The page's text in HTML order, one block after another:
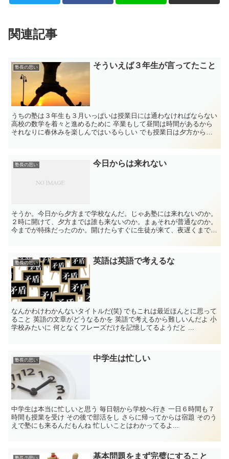
関連記事
塾長の思い そういえば３年生が言ってたこと
うちの塾は３年生も３月いっぱいは授業日には通わなければならない
高校の数学を着々と進めるために 卒業もして昼間は時間があるから
それなりに春休みを楽しんではいるらしい でも授業日は夕方から塾
塾長の思い 今日からは来れない
そうか。今日から夕方まで学校なんだ。じゃあ塾には来れないのか。
２時に開けて、夕方までは誰も来ないのか。まぁそれが普通なのか。
今までが特殊だったのか。開けたらすぐに生徒が来て、夜遅くまでず
塾長の思い 英語は英語で考えるな
なんかわけわかんないタイトルだ(笑) でもこれは最近ほんとに思って
ること 英語の文章がどうなるかを 英語で考えるから難しいんだよ 小
学校みたいに 何となくフレーズだけを記憶してるようだと ...
塾長の思い 中学生は忙しい
中学生は本当に忙しいと思う 毎日朝から学校へ行き 一日６時間も７
時間も授業を受け その後で部活をし さらに帰ってからは宿題 そのう
えで塾にも来るんだもんね 忙しいことはわかってるよ...
塾長の思い 基本問題をまず完璧にすること